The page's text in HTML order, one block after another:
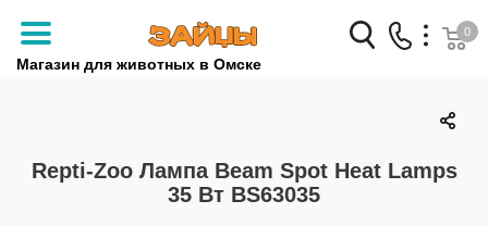
Магазин для животных в Омске
Заказать звонок
+7 (3812) 79-04-04
+7 (950) 959-88-32
0
Repti-Zoo Лампа Beam Spot Heat Lamps
35 Вт BS63035